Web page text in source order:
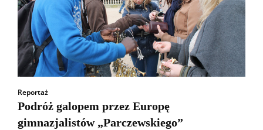
Reportaż
Podróż galopem przez Europę
gimnazjalistów „Parczewskiego”